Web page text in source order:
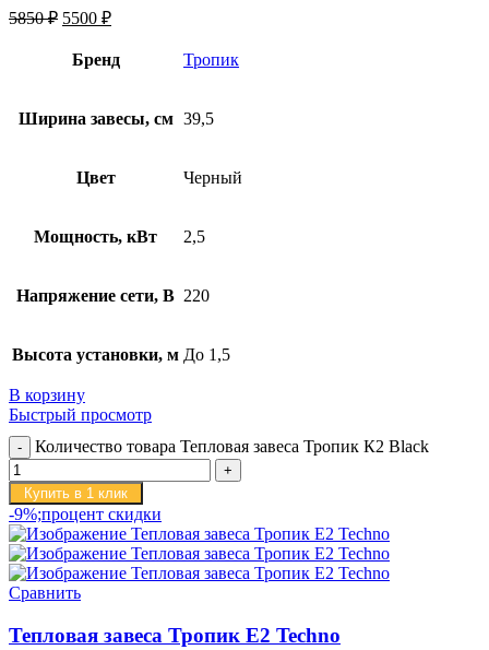
5850₽ 5500 ₽
Бренд Тропик
Ширина завесы, см 39,5
Цвет Черный
Мощность, кВт 2,5
Напряжение сети, В 220
Высота установки, м До 1,5
В корзину
Быстрый просмотр
Количество товара Тепловая завеса Тропик К2 Black
Купить в 1 клик
-9%;процент скидки
Сравнить
Тепловая завеса Тропик E2 Techno